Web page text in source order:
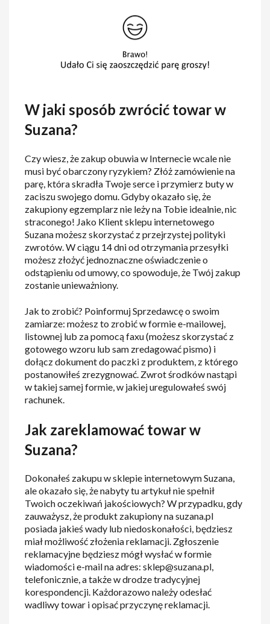
W jaki sposób zwrócić towar w
Suzana?
Czy wiesz, że zakup obuwia w Internecie wcale nie
musi być obarczony ryzykiem? Złóż zamówienie na
parę, która skradła Twoje serce i przymierz buty w
zaciszu swojego domu. Gdyby okazało się, że
zakupiony egzemplarz nie leży na Tobie idealnie, nic
straconego! Jako Klient sklepu internetowego
Suzana możesz skorzystać z przejrzystej polityki
zwrotów. W ciągu 14 dni od otrzymania przesyłki
możesz złożyć jednoznaczne oświadczenie o
odstąpieniu od umowy, co spowoduje, że Twój zakup
zostanie unieważniony.
Jak to zrobić? Poinformuj Sprzedawcę o swoim
zamiarze: możesz to zrobić w formie e-mailowej,
listownej lub za pomocą faxu (możesz skorzystać z
gotowego wzoru lub sam zredagować pismo) i
dołącz dokument do paczki z produktem, z którego
postanowiłeś zrezygnować. Zwrot środków nastąpi
w takiej samej formie, w jakiej uregulowałeś swój
rachunek.
Jak zareklamować towar w
Suzana?
Dokonałeś zakupu w sklepie internetowym Suzana,
ale okazało się, że nabyty tu artykuł nie spełnił
Twoich oczekiwań jakościowych? W przypadku, gdy
zauważysz, że produkt zakupiony na suzana.pl
posiada jakieś wady lub niedoskonałości, będziesz
miał możliwość złożenia reklamacji. Zgłoszenie
reklamacyjne będziesz mógł wysłać w formie
wiadomości e-mail na adres: sklep@suzana.pl,
telefonicznie, a także w drodze tradycyjnej
korespondencji. Każdorazowo należy odesłać
wadliwy towar i opisać przyczynę reklamacji.